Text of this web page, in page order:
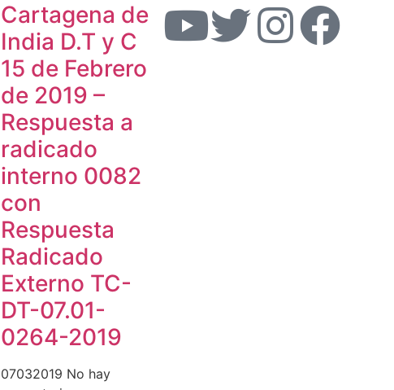
Cartagena de
India D.T y C
15 de Febrero
de 2019 –
Respuesta a
radicado
interno 0082
con
Respuesta
Radicado
Externo TC-
DT-07.01-
0264-2019
07032019 No hay